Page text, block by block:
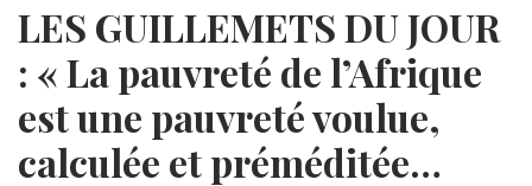
LES GUILLEMETS DU JOUR
: « La pauvreté de l’Afrique
est une pauvreté voulue,
calculée et préméditée…